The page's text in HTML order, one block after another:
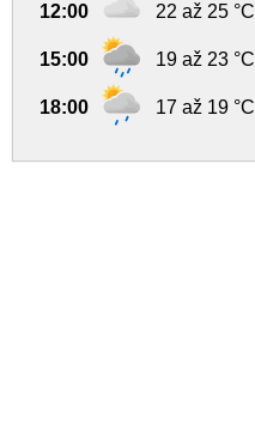
12:00 22 až 25 °C
15:00 19 až 23 °C
18:00 17 až 19 °C